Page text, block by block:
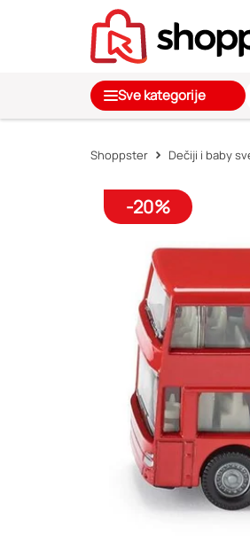
Sve kategorije
Shoppster Dečiji i baby
-20%